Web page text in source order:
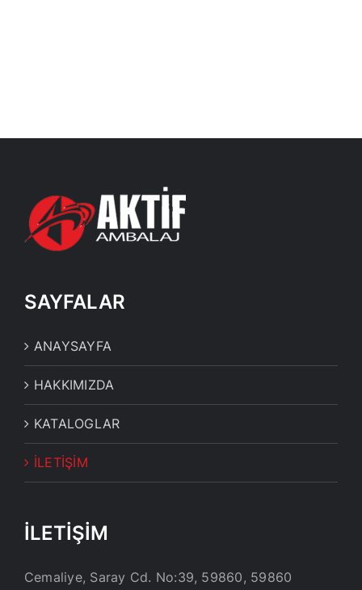
SAYFALAR
ANAYSAYFA
HAKKIMIZDA
KATALOGLAR
İLETİŞİM
İLETİŞİM
Cemaliye, Saray Cd. No:39, 59860, 59860